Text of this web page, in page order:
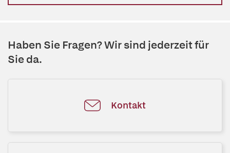
Haben Sie Fragen? Wir sind jederzeit für
Sie da.
Kontakt